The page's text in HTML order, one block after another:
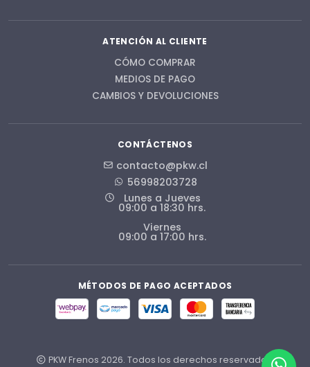
ATENCIÓN AL CLIENTE
CÓMO COMPRAR
MEDIOS DE PAGO
CAMBIOS Y DEVOLUCIONES
CONTÁCTENOS
contacto@pkw.cl
56998203728
Lunes a Jueves
09:00 a 18:30 hrs.
Viernes
09:00 a 17:00 hrs.
MÉTODOS DE PAGO ACEPTADOS
PKW Frenos 2026. Todos los derechos reservados.